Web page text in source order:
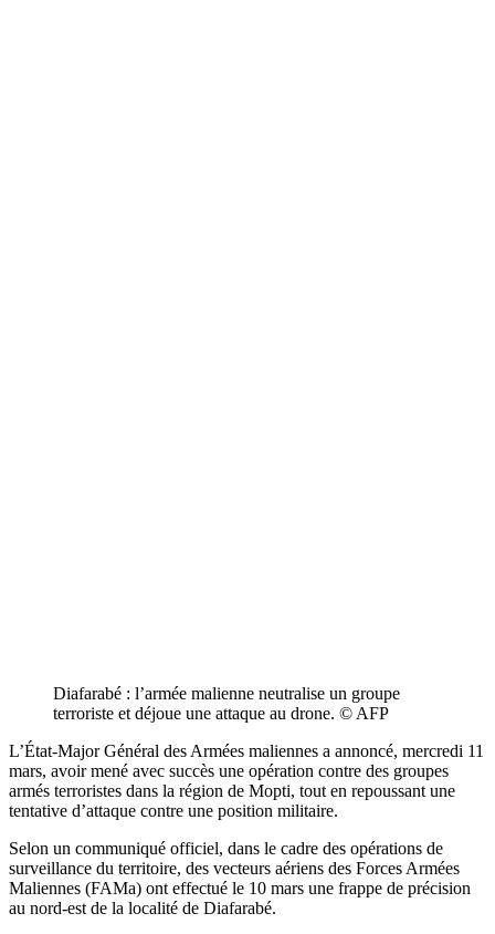
Diafarabé : l’armée malienne neutralise un groupe
terroriste et déjoue une attaque au drone. © AFP
L’État-Major Général des Armées maliennes a annoncé, mercredi 11
mars, avoir mené avec succès une opération contre des groupes
armés terroristes dans la région de Mopti, tout en repoussant une
tentative d’attaque contre une position militaire.
Selon un communiqué officiel, dans le cadre des opérations de
surveillance du territoire, des vecteurs aériens des Forces Armées
Maliennes (FAMa) ont effectué le 10 mars une frappe de précision
au nord-est de la localité de Diafarabé.